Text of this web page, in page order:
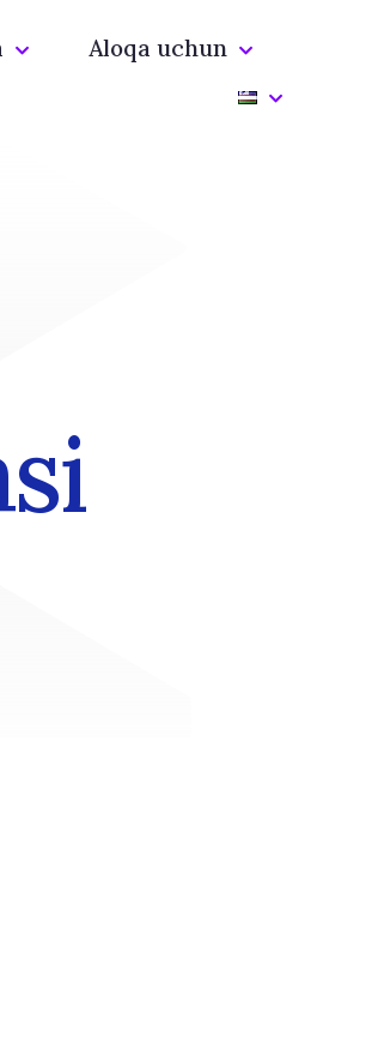
Aloqa uchun